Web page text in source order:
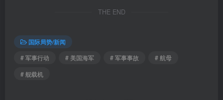
THE END
国际局势/新闻
# 军事行动
# 美国海军 # 军事事故
# 航母
# 舰载机